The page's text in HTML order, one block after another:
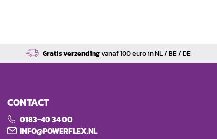
Gratis verzendingvanaf 100 euro in NL / BE / DE
CONTACT
0183-40 34 00
INFO@POWERFLEX.NL